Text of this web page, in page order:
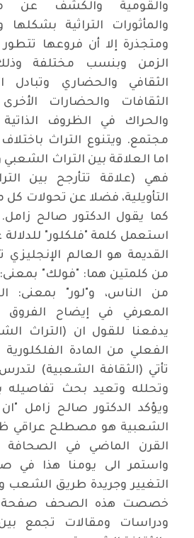
والقومية والكشف عن
والمأثورات التراثية
ومتجذرة إلا أن فروعها
الزمن وبنسب مختلفة
الثقافي والحضاري وتبادل
الثقافات والحضارات
والحراك في الظروف الذاتية
مجتمع. ويتنوع التراث
اما العلاقة بين التراث الشعبي
فهي (علاقة تتأرجح بين
التأويلية، فضلا عن تحولات
كما يقول الدكتور صالح
استعمل كلمة "فلكلور" للدلالة
القديمة هو العالم
من كلمتين هما: "فولك"
من الناس، و"لور" بمعنى:
المعرفي في إيضاح
يدفعنا للقول ان (التراث
الفعلي من المادة الفلكلورية
تأتي (الثقافة الشعبية)
وتحلله وتعيد بحث تفاصيله
ويؤكد الدكتور صالح زامل
الشعبية هو مصطلح عراقي
القرن الماضي في الصحافة
واستمر الى يومنا هذا في
التغيير وجريدة طريق الشعب
خصصت هذه الصحف صفحة
ودراسات ومقالات تجمع